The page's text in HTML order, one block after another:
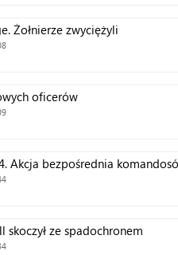
Żołnierze zwyciężyli
oficerów
Akcja bezpośrednia
skoczył ze spadochronem